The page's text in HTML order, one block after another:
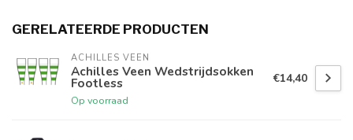
GERELATEERDE PRODUCTEN
ACHILLES VEEN
Achilles Veen Wedstrijdsokken
Footless
Op voorraad
€14,40